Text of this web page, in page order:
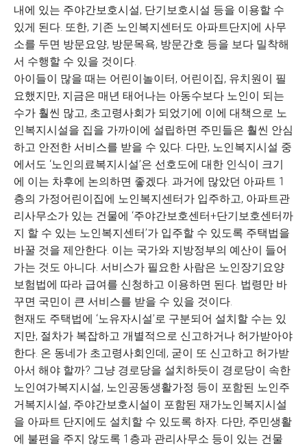
내에 있는 주야간보호시설, 단기보호시설 등을 이용할 수
있게 된다. 또한, 기존 노인복지센터도 아파트단지에 사무
소를 두면 방문요양, 방문목욕, 방문간호 등을 보다 밀착해
서 수행할 수 있을 것이다.
아이들이 많을 때는 어린이놀이터, 어린이집, 유치원이 필
요했지만, 지금은 매년 태어나는 아동수보다 노인이 되는
수가 훨씬 많고, 초고령사회가 되었기에 이에 대책으로 노
인복지시설을 집을 가까이에 설립하면 주민들은 훨씬 안심
하고 안전한 서비스를 받을 수 있다. 다만, 노인복지시설 중
에서도 ‘노인의료복지시설’은 선호도에 대한 인식이 크기
에 이는 차후에 논의하면 좋겠다. 과거에 많았던 아파트 1
층의 가정어린이집에 노인복지센터가 입주하고, 아파트관
리사무소가 있는 건물에 ‘주야간보호센터+단기보호센터까
지 할 수 있는 노인복지센터’가 입주할 수 있도록 주택법을
바꿀 것을 제안한다. 이는 국가와 지방정부의 예산이 들어
가는 것도 아니다. 서비스가 필요한 사람은 노인장기요양
보험법에 따라 급여를 신청하고 이용하면 된다. 법령만 바
꾸면 국민이 큰 서비스를 받을 수 있을 것이다.
현재도 주택법에 ‘노유자시설’로 구분되어 설치할 수는 있
지만, 절차가 복잡하고 개별적으로 신고하거나 허가받아야
한다. 온 동네가 초고령사회인데, 굳이 또 신고하고 허가받
아서 해야 할까? 그냥 경로당을 설치하듯이 경로당이 속한
노인여가복지시설, 노인공동생활가정 등이 포함된 노인주
거복지시설, 주야간보호시설이 포함된 재가노인복지시설
을 아파트 단지에도 설치할 수 있도록 하자. 다만, 주민생활
에 불편을 주지 않도록 1층과 관리사무소 등이 있는 건물